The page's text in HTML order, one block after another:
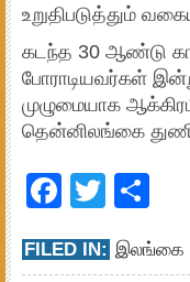
உறுதிபடுத்தும்
கடந்த 30 ஆண்டு
போராடியவர்கள்
முழுமையாக
தென்னிலங்கை
Twitter
FILED IN: இலங்கை